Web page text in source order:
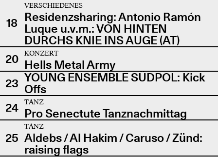
18
VERSCHIEDENES
Residenzsharing: Antonio Ramón
Luque u.v.m.: VON HINTEN
DURCHS KNIE INS AUGE (AT)
20
KONZERT
Hells Metal Army
23 YOUNG ENSEMBLE SÜDPOL: Kick
Offs
24
TANZ
Pro Senectute Tanznachmittag
25
TANZ
Aldebs / Al Hakim / Caruso / Zünd:
raising flags